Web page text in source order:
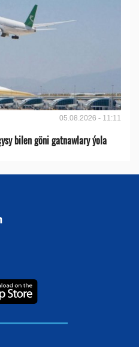
05.08.2026 - 11:11
bilen göni gatnawlary ýola